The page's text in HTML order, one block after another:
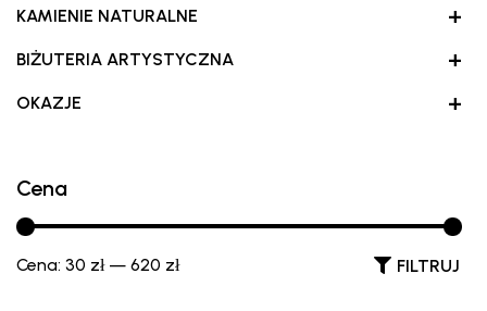
+
KAMIENIE NATURALNE
+
BIŻUTERIA ARTYSTYCZNA
+
OKAZJE
Cena
FILTRUJ
Cena: 30 zł— 620 zł